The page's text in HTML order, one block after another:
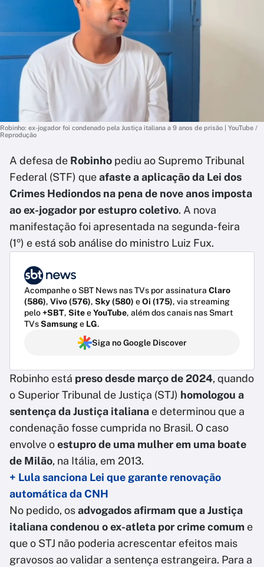
Robinho: ex-jogador foi condenado pela Justiça italiana a 9 anos de prisão | YouTube /
Reprodução
A defesa de Robinho pediu ao Supremo Tribunal
Federal (STF) queafaste a aplicação da Lei dos
Crimes Hediondos na pena de nove anos imposta
ao ex-jogador por estupro coletivo. A nova
manifestação foi apresentada na segunda-feira
(1º) e está sob análise do ministro Luiz Fux.
Acompanhe o SBT News nas TVs por assinatura Claro
(586), Vivo (576), Sky (580) eOi (175), via streaming
pelo+SBT, SiteeYouTube, além dos canais nas Smart
TVsSamsunge LG.
Siga no Google Discover
Robinho está preso desde março de 2024, quando
o Superior Tribunal de Justiça (STJ) homologou a
sentença da Justiça italiana e determinou que a
condenação fosse cumprida no Brasil. O caso
envolve oestupro de uma mulher em uma boate
de Milão, na Itália, em 2013.
+ Lula sanciona Lei que garante renovação
automática da CNH
No pedido, osadvogados afirmam que a Justiça
italiana condenou o ex-atleta por crime comum e
que o STJ não poderia acrescentar efeitos mais
gravosos ao validar a sentença estrangeira. Para a